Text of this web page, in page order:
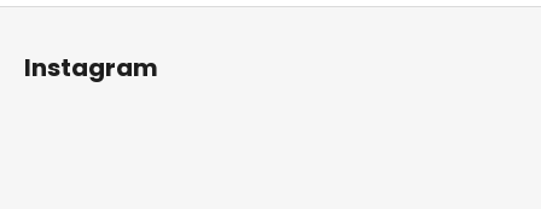
Z
Instagram